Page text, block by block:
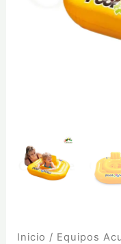
Inicio / Equipos